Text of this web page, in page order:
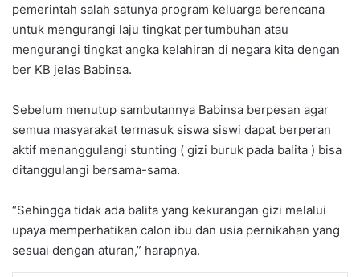
pemerintah salah satunya program keluarga berencana
untuk mengurangi laju tingkat pertumbuhan atau
mengurangi tingkat angka kelahiran di negara kita dengan
ber KB jelas Babinsa.
Sebelum menutup sambutannya Babinsa berpesan agar
semua masyarakat termasuk siswa siswi dapat berperan
aktif menanggulangi stunting ( gizi buruk pada balita ) bisa
ditanggulangi bersama-sama.
“Sehingga tidak ada balita yang kekurangan gizi melalui
upaya memperhatikan calon ibu dan usia pernikahan yang
sesuai dengan aturan,” harapnya.